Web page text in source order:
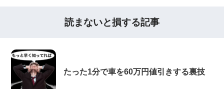
読まないと損する記事
たった1分で車を60万円値引きする裏技